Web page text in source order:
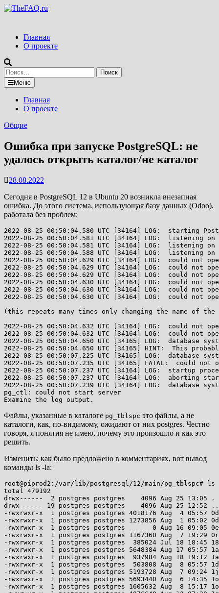
Перейти
Главная
О проекте
Найти:
Меню
Главная
О проекте
Общие
Ошибка при запуске PostgreSQL: не
удалось открыть каталог/не каталог
28.08.2022
Сегодня в PostgreSQL 12 в Ubuntu 20 возникла внезапная
ошибка. До этого система, использующая базу данных (Odoo),
работала без проблем:
2022-08-25 00:50:04.580 UTC [34164] LOG:  starting
2022-08-25 00:50:04.581 UTC [34164] LOG:  listening
2022-08-25 00:50:04.581 UTC [34164] LOG:  listening
2022-08-25 00:50:04.588 UTC [34164] LOG:  listening
2022-08-25 00:50:04.629 UTC [34164] LOG:  could not
2022-08-25 00:50:04.629 UTC [34164] LOG:  could not
2022-08-25 00:50:04.629 UTC [34164] LOG:  could not
2022-08-25 00:50:04.630 UTC [34164] LOG:  could not
2022-08-25 00:50:04.630 UTC [34164] LOG:  could not
2022-08-25 00:50:04.630 UTC [34164] LOG:  could not
(this repeats many times only changing the name of
2022-08-25 00:50:04.632 UTC [34164] LOG:  could not
2022-08-25 00:50:04.632 UTC [34164] LOG:  could not
2022-08-25 00:50:04.650 UTC [34165] LOG:  database
2022-08-25 00:50:04.650 UTC [34165] HINT:  This
2022-08-25 00:50:07.225 UTC [34165] LOG:  database
2022-08-25 00:50:07.235 UTC [34165] FATAL:  could
2022-08-25 00:50:07.237 UTC [34164] LOG:  startup
2022-08-25 00:50:07.237 UTC [34164] LOG:  aborting
2022-08-25 00:50:07.239 UTC [34164] LOG:  database
pg_ctl: could not start server
Файлы, указанные в каталоге pg_tblspc это файлы, а не
каталоги, как, по-видимому, ожидают от них postgres. Честно
говоря, я понятия не имею, почему это произошло и как это
решить.
Изменить: как было предложено в комментариях, вот вывод
команды ls -la:
root@piprod2:/var/lib/postgresql/12/main/pg_tblspc# ls -la 
total 479192
drwx------  2 postgres postgres    4096 Aug 25 13:05 .
drwx------ 19 postgres postgres    4096 Aug 25 12:52 ..
-rwxrwxr-x  1 postgres postgres 4018176 Aug  4 05:57 0diar4
-rwxrwxr-x  1 postgres postgres 1273856 Aug  1 05:02 0ducc7
-rwxrwxr-x  1 postgres postgres       0 Aug 16 09:05 0e7hdr
-rwxrwxr-x  1 postgres postgres 1167360 Aug  7 19:29 0rhy9m
-rwxrwxr-x  1 postgres postgres  385024 Jul 18 18:45 1871ip
-rwxrwxr-x  1 postgres postgres 5648384 Aug 17 05:57 1ata8n
-rwxrwxr-x  1 postgres postgres  937984 Aug 18 19:12 1au1bj
-rwxrwxr-x  1 postgres postgres  503808 Aug  8 05:57 1dnjrw
-rwxrwxr-x  1 postgres postgres 5193728 Aug  7 09:24 1jm5uo
-rwxrwxr-x  1 postgres postgres 5693440 Aug  6 14:35 1oeroe
-rwxrwxr-x  1 postgres postgres 1605632 Aug  8 15:17 1onv4l
-rwxrwxr-x  1 postgres postgres 4976640 Aug 12 07:30 1q3e0k
-rwxrwxr-x  1 postgres postgres  798720 Aug  3 15:28 1z2rle
-rwxrwxr-x  1 postgres postgres 5595136 Aug 19 04:14 2ge92p
-rwxrwxr-x  1 postgres postgres 4091904 Aug  4 17:59 2nsfrv
-rwxrwxr-x  1 postgres postgres  462848 Jul 21 13:28 2o8gkd
-rwxrwxr-x  1 postgres postgres 5107712 Jul 15 19:40 2r1k5e
-rwxrwxr-x  1 postgres postgres  253952 Aug 11 19:30 2x2xup
-rwxrwxr-x  1 postgres postgres 4845568 Aug  9 07:17 35fzzb
-rwxrwxr-x  1 postgres postgres 1466368 Aug  8 02:50 3cck0c
-rwxrwxr-x  1 postgres postgres 3919872 Jul 31 23:31 3dyld3
-rwxrwxr-x  1 postgres postgres  233472 Aug 17 12:05 3fmdws
-rwxrwxr-x  1 postgres postgres  552960 Jul 30 10:15 3moffs
-rwxrwxr-x  1 postgres postgres 5128192 Aug 11 04:15 46ovj2
-rwxrwxr-x  1 postgres postgres 4849664 Aug  6 15:27 4ulprr
-rwxrwxr-x  1 postgres postgres  335872 Jul  8 02:13 4z2vt8
-rwxrwxr-x  1 postgres postgres 3477504 Aug  1 20:51 524tcn
-rwxrwxr-x  1 postgres postgres 1695744 Jul 31 02:10 55qwcx
-rwxrwxr-x  1 postgres postgres  438272 Aug  2 21:34 58xaws
-rwxrwxr-x  1 postgres postgres 3457024 Aug 10 16:20 5a7al4
-rwxrwxr-x  1 postgres postgres 3862528 Aug  8 09:38 5rqdvo
-rwxrwxr-x  1 postgres postgres 4001792 Aug 18 06:17 5sx1zt
-rwxrwxr-x  1 postgres postgres 2269184 Aug  5 08:05 61o00d
-rwxrwxr-x  1 postgres postgres 4288512 Aug 13 02:33 6kidl3
-rwxrwxr-x  1 postgres postgres 5451776 Aug  4 22:48 6qeqkl
-rwxrwxr-x  1 postgres postgres 1708032 Aug  1 01:33 6tqxla
-rwxrwxr-x  1 postgres postgres 3612672 Aug 18 09:23 7bw7me
-rwxrwxr-x  1 postgres postgres  634880 Aug 18 19:35 7fer9p
-rwxrwxr-x  1 postgres postgres 3932160 Aug 10 02:21 7g3v25
-rwxrwxr-x  1 postgres postgres 2895872 Aug  7 23:31 7jwrug
-rwxrwxr-x  1 postgres postgres 3923968 Aug  4 11:30 7ookjl
-rwxrwxr-x  1 postgres postgres 2174976 Aug  4 02:40 8117zg
-rwxrwxr-x  1 postgres postgres 2895872 Aug  8 11:26 8hurij
-rwxrwxr-x  1 postgres postgres 2277376 Aug 17 06:50 8kb23i
-rwxrwxr-x  1 postgres postgres 4595712 Aug 14 03:17 906u7q
-rwxrwxr-x  1 postgres postgres 5419008 Aug 14 14:18 9939r2
-rwxrwxr-x  1 postgres postgres 3190784 Aug  6 15:11 9c9pom
-rwxrwxr-x  1 postgres postgres 2084864 Jul 30 22:00 9rsc65
-rwxrwxr-x  1 postgres postgres 3522560 Aug  2 12:55 9utw90
-rwxrwxr-x  1 postgres postgres 1134592 Aug  1 05:07 afrzmu
-rwxrwxr-x  1 postgres postgres 5730304 Aug  1 04:38 ake4cz
-rwxrwxr-x  1 postgres postgres 1552384 Jul 31 18:52 au9158
-rwxrwxr-x  1 postgres postgres 1921024 Aug  9 12:59 aucnts
-rwxrwxr-x  1 postgres postgres 4505600 Aug  4 04:57 az6mvg
-rwxrwxr-x  1 postgres postgres 1728512 Jul 27 01:13 b4rwj5
-rwxrwxr-x  1 postgres postgres 2842624 Aug  9 19:24 b5x61f
-rwxrwxr-x  1 postgres postgres  364544 Jul 23 23:44 b7v5vq
-rwxrwxr-x  1 postgres postgres 4554752 Jul 30 07:59 b8xazx
-rwxrwxr-x  1 postgres postgres 4386816 Aug  5 11:50 baquiy
-rwxrwxr-x  1 postgres postgres 1368064 Aug  3 02:48 bk75hg
-rwxrwxr-x  1 postgres postgres  847872 Jul 31 21:21 cllsco
-rwxrwxr-x  1 postgres postgres 3883008 Aug 16 05:03 dziej0
-rwxrwxr-x  1 postgres postgres 1204224 Aug 10 20:07 ejmbep
-rwxrwxr-x  1 postgres postgres 3993600 Aug  2 12:00 enwzyf
-rwxrwxr-x  1 postgres postgres       0 Aug 12 17:55 f2sbls
-rwxrwxr-x  1 postgres postgres 3518464 Aug  5 09:45 f63wbk
-rwxrwxr-x  1 postgres postgres 5623808 Aug  3 17:28 f80oyv
-rwxrwxr-x  1 postgres postgres 1298432 Aug 13 22:41 f8bjh5
-rwxrwxr-x  1 postgres postgres 2269184 Jul 17 11:28 f90usz
-rwxrwxr-x  1 postgres postgres 1069056 Aug 16 04:49 fetj2x
-rwxrwxr-x  1 postgres postgres 3137536 Aug  3 11:51 fl2pcb
-rwxrwxr-x  1 postgres postgres 5550080 Aug 13 06:16 fuvorm
-rwxrwxr-x  1 postgres postgres  761856 Aug 16 22:20 fznuyb
-rwxrwxr-x  1 postgres postgres 4198400 Aug 13 03:24 g29f35
-rwxrwxr-x  1 postgres postgres 5509120 Jul 27 14:37 g4vdbu
-rwxrwxr-x  1 postgres postgres  897024 Aug  8 06:33 gclrxl
-rwxrwxr-x  1 postgres postgres 1957888 Jul  5 10:52 gdgh8f
-rwxrwxr-x  1 postgres postgres 3665920 Aug  6 07:44 gnwd7z
-rwxrwxr-x  1 postgres postgres 5713920 Jul 31 07:31 h0256h
-rwxrwxr-x  1 postgres postgres 2076672 Aug  2 14:10 h2xy9t
-rwxrwxr-x  1 postgres postgres  536576 Aug  6 08:57 hcvsq1
-rwxrwxr-x  1 postgres postgres 3129344 Jul 30 20:07 hk7sv5
-rwxrwxr-x  1 postgres postgres 1785856 Jul 30 23:14 hmv7ca
-rwxrwxr-x  1 postgres postgres 3133440 Aug 18 21:40 hrt1yd
-rwxrwxr-x  1 postgres postgres 2289664 Aug  8 14:20 i3ah5f
-rwxrwxr-x  1 postgres postgres 3772416 Jul 27 03:35 i6p4fx
-rwxrwxr-x  1 postgres postgres 1024000 Jul 28 15:28 i7ruyy
-rwxrwxr-x  1 postgres postgres 4186112 Aug 12 17:23 ihm5al
-rwxrwxr-x  1 postgres postgres 2355200 Aug 14 23:03 ko3jd4
-rwxrwxr-x  1 postgres postgres 2441216 Aug  5 18:53 kr1qgn
-rwxrwxr-x  1 postgres postgres 4820992 Aug  3 11:25 kylx64
-rwxrwxr-x  1 postgres postgres 2789376 Aug  1 05:00 l92hlb
-rwxrwxr-x  1 postgres postgres 1339392 Aug 14 06:16 lhvk99
-rwxrwxr-x  1 postgres postgres 4382720 Aug 13 22:03 liry5d
-rwxrwxr-x  1 postgres postgres  348160 Jul 27 15:19 llnuof
-rwxrwxr-x  1 postgres postgres 1269760 Aug  7 09:57 lugh96
-rwxrwxr-x  1 postgres postgres 3608576 Aug  6 16:58 m6si40
-rwxrwxr-x  1 postgres postgres 3739648 Aug  7 22:22 m6uscq
-rwxrwxr-x  1 postgres postgres 2027520 Jul 31 12:41 m8fhgq
-rwxrwxr-x  1 postgres postgres 4669440 Aug 18 03:22 mj9hn7
-rwxrwxr-x  1 postgres postgres 2785280 Aug 10 11:35 n164bh
-rwxrwxr-x  1 postgres postgres  483328 Aug 17 11:01 n27g0g
-rwxrwxr-x  1 postgres postgres 5267456 Aug 10 00:12 ntpsfq
-rwxrwxr-x  1 postgres postgres 4411392 Aug 16 02:31 nv2gal
-rwxrwxr-x  1 postgres postgres 2805760 Aug  5 05:39 o2qeyb
-rwxrwxr-x  1 postgres postgres 5201920 Jul 28 13:15 o36yer
-rwxrwxr-x  1 postgres postgres 2662400 Jul 23 01:54 oaj27w
-rwxrwxr-x  1 postgres postgres 4345856 Aug  6 06:36 ohzeep
-rwxrwxr-x  1 postgres postgres 3039232 Jul 15 22:31 oid1ug
-rwxrwxr-x  1 postgres postgres 5705728 Jul 31 23:38 op6jrb
-rwxrwxr-x  1 postgres postgres 4669440 Aug 18 10:31 oqh0ns
-rwxrwxr-x  1 postgres postgres 2244608 Jul 29 23:12 p0r4db
-rwxrwxr-x  1 postgres postgres 5505024 Jul 13 19:20 pg5v7y
-rwxrwxr-x  1 postgres postgres 1187840 Jul 22 11:46 pow0m3
-rwxrwxr-x  1 postgres postgres 3485696 Jul 19 12:12 q61j9f
-rwxrwxr-x  1 postgres postgres 2994176 Aug 18 23:09 q8drbm
-rwxrwxr-x  1 postgres postgres 2846720 Aug 16 04:52 qijaez
-rwxrwxr-x  1 postgres postgres 2555904 Aug  2 17:54 ql8h20
-rwxrwxr-x  1 postgres postgres  229376 Aug  3 16:09 qq438k
-rwxrwxr-x  1 postgres postgres 4374528 Aug 16 03:46 ri1moh
-rwxrwxr-x  1 postgres postgres 1208320 Aug 10 21:46 ri7kwd
-rwxrwxr-x  1 postgres postgres 1671168 Aug 13 03:20 rprlyh
-rwxrwxr-x  1 postgres postgres 2740224 Jul 21 13:22 rrigy1
-rwxrwxr-x  1 postgres postgres 2928640 Aug 13 10:06 rsiqwd
-rwxrwxr-x  1 postgres postgres 4517888 Aug 15 10:47 rvvbt5
-rwxrwxr-x  1 postgres postgres 3043328 Aug  8 01:27 snak0w
-rwxrwxr-x  1 postgres postgres 1380352 Jul 27 05:26 t3vprk
-rwxrwxr-x  1 postgres postgres 5001216 Jul 30 15:03 t9qgu5
-rwxrwxr-x  1 postgres postgres  167936 Jul 22 11:50 tpmy34
-rwxrwxr-x  1 postgres postgres 4968448 Aug  4 02:39 tr54uf
-rwxrwxr-x  1 postgres postgres 2404352 Jul 10 18:43 u3turb
-rwxrwxr-x  1 postgres postgres  270336 Jul 30 19:06 u744id
-rwxrwxr-x  1 postgres postgres 4788224 Aug  9 22:26 u866ms
-rwxrwxr-x  1 postgres postgres 3100672 Aug  3 08:01 ubwlni
-rwxrwxr-x  1 postgres postgres 5672960 Jul 30 09:20 uebfm0
-rwxrwxr-x  1 postgres postgres 2502656 Jul 26 11:52 ugj4u7
-rwxrwxr-x  1 postgres postgres  262144 Jul 27 10:58 uobz25
-rwxrwxr-x  1 postgres postgres 1138688 Aug  8 03:13 urbcvq
-rwxrwxr-x  1 postgres postgres 5402624 Aug  1 07:03 uvyc01
-rwxrwxr-x  1 postgres postgres 3379200 Jul 24 22:02 v62hwd
-rwxrwxr-x  1 postgres postgres 1773568 Jul 30 17:28 va02le
-rwxrwxr-x  1 postgres postgres 3248128 Aug 15 02:30 vcdump
-rwxrwxr-x  1 postgres postgres 3440640 Aug  3 08:05 vdmtbt
-rwxrwxr-x  1 postgres postgres 1622016 Aug 18 19:47 ve15n1
-rwxrwxr-x  1 postgres postgres 3784704 Aug  5 07:37 ve832g
-rwxrwxr-x  1 postgres postgres 1294336 Aug 11 05:28 vgzf36
-rwxrwxr-x  1 postgres postgres  851968 Jul 23 04:16 viw6qe
-rwxrwxr-x  1 postgres postgres  946176 Aug  9 05:30 w0byer
-rwxrwxr-x  1 postgres postgres  233472 Aug 13 23:09 w9j2o8
-rwxrwxr-x  1 postgres postgres 2469888 Aug  6 09:25 wejngt
-rwxrwxr-x  1 postgres postgres 5255168 Jul 26 21:27 wh7jom
-rwxrwxr-x  1